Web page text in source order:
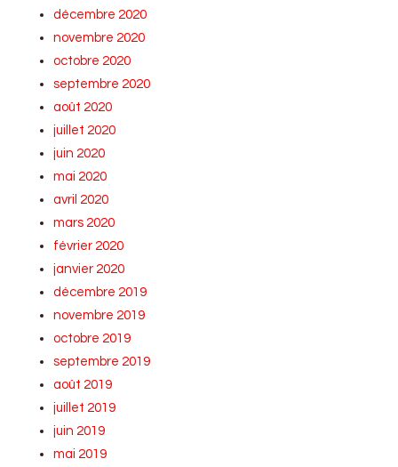
décembre 2020
novembre 2020
octobre 2020
septembre 2020
août 2020
juillet 2020
juin 2020
mai 2020
avril 2020
mars 2020
février 2020
janvier 2020
décembre 2019
novembre 2019
octobre 2019
septembre 2019
août 2019
juillet 2019
juin 2019
mai 2019